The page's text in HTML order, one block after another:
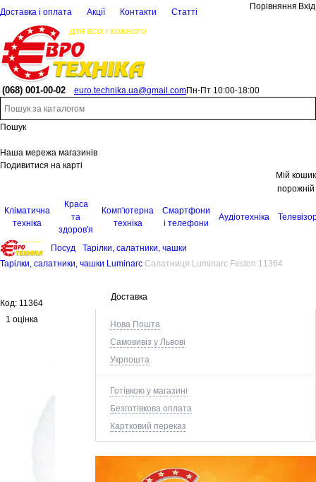
Доставка і оплата Акції Контакти Статті
Порівняння Вхід
(068) 001-00-02 euro.technika.ua@gmail.comПн-Пт 10:00-18:00
Пошук
Наша мережа магазинів
Подивитися на карті
Мій кошик
порожній
Кліматична
техніка
Краса
та
здоров'я
Комп'ютерна
техніка
Смартфони
і телефони
Аудіотехніка
Посуд
Тарілки, салатники, чашки
Тарілки, салатники, чашки Luminarc Салатниця Luminarc Feston 11364
Доставка
Нова Пошта
Самовивіз у Львові
Укрпошта
Готівкою у магазині
Безготівкова оплата
Картковий переказ
Код: 11364
1 оцінка